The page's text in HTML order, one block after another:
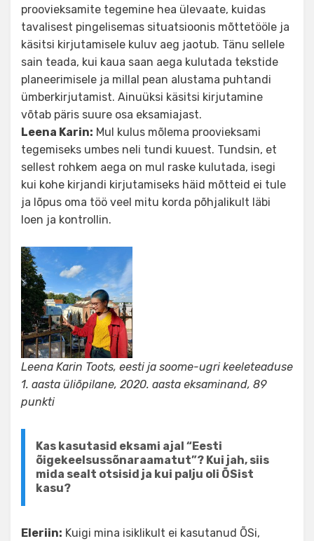
proovieksamite tegemine hea ülevaate, kuidas
tavalisest pingelisemas situatsioonis mõttetööle ja
käsitsi kirjutamisele kuluv aeg jaotub. Tänu sellele
sain teada, kui kaua saan aega kulutada tekstide
planeerimisele ja millal pean alustama puhtandi
ümberkirjutamist. Ainuüksi käsitsi kirjutamine
võtab päris suure osa eksamiajast.
Leena Karin: Mul kulus mõlema proovieksami
tegemiseks umbes neli tundi kuuest. Tundsin, et
sellest rohkem aega on mul raske kulutada, isegi
kui kohe kirjandi kirjutamiseks häid mõtteid ei tule
ja lõpus oma töö veel mitu korda põhjalikult läbi
loen ja kontrollin.
Leena Karin Toots, eesti ja soome-ugri keeleteaduse
1. aasta üliõpilane, 2020. aasta eksaminand, 89
punkti
Kas kasutasid eksami ajal “Eesti
õigekeelsussõnaraamatut”? Kui jah, siis
mida sealt otsisid ja kui palju oli ÕSist
kasu?
Eleriin: Kuigi mina isiklikult ei kasutanud ÕSi,